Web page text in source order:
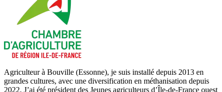
Agriculteur à Bouville (Essonne), je suis installé depuis 2013 en
grandes cultures, avec une diversification en méthanisation depuis
2022. J’ai été président des Jeunes agriculteurs d’Île-de-France ouest